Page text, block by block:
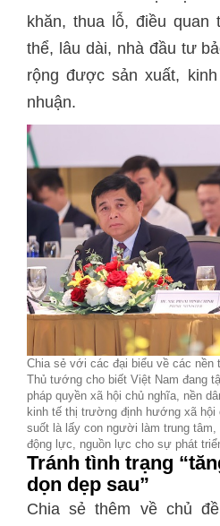
khăn, thua lỗ, điều quan
thể, lâu dài, nhà đầu tư
rộng được sản xuất,
nhuận.
Chia sẻ với các đại biểu về các nền
Thủ tướng cho biết Việt Nam đang
pháp quyền xã hội chủ nghĩa, nền
kinh tế thị trường định hướng xã hội
suốt là lấy con người làm trung
động lực, nguồn lực cho sự phát
Tránh tình trạng
dọn dẹp sau”
Chia sẻ thêm về chủ